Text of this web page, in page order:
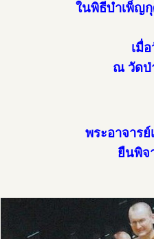
ในพิธีบำเพ็ญ
เมื่
ณ วัดป่
พระอาจาร
ยืนพิ